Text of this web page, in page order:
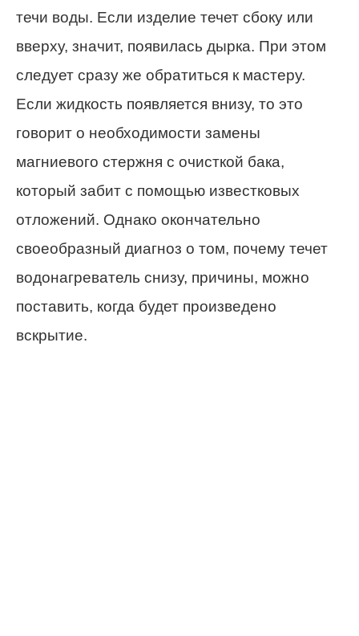
течи воды. Если изделие течет сбоку или
вверху, значит, появилась дырка. При этом
следует сразу же обратиться к мастеру.
Если жидкость появляется внизу, то это
говорит о необходимости замены
магниевого стержня с очисткой бака,
который забит с помощью известковых
отложений. Однако окончательно
своеобразный диагноз о том, почему течет
водонагреватель снизу, причины, можно
поставить, когда будет произведено
вскрытие.